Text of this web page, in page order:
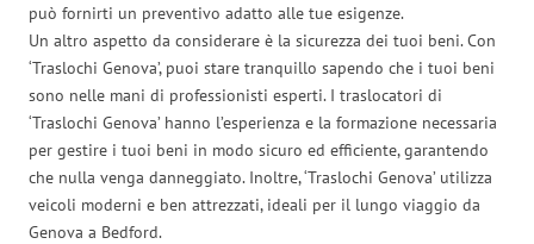
può fornirti un preventivo adatto alle tue esigenze.
Un altro aspetto da considerare è la sicurezza dei tuoi beni. Con
‘Traslochi Genova’, puoi stare tranquillo sapendo che i tuoi beni
sono nelle mani di professionisti esperti. I traslocatori di
‘Traslochi Genova’ hanno l’esperienza e la formazione necessaria
per gestire i tuoi beni in modo sicuro ed efficiente, garantendo
che nulla venga danneggiato. Inoltre, ‘Traslochi Genova’ utilizza
veicoli moderni e ben attrezzati, ideali per il lungo viaggio da
Genova a Bedford.